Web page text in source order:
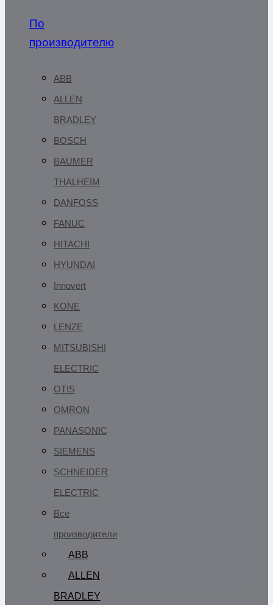
По
производителю
ABB
ALLEN
BRADLEY
BOSCH
BAUMER
THALHEIM
DANFOSS
FANUC
HITACHI
HYUNDAI
Innovert
KONE
LENZE
MITSUBISHI
ELECTRIC
OTIS
OMRON
PANASONIC
SIEMENS
SCHNEIDER
ELECTRIC
Все
производители
ABB
ALLEN
BRADLEY